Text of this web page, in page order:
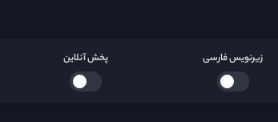
زیرنویس فارسی پخش آنلاین